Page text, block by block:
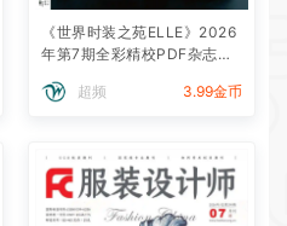
《世界时装之苑ELLE》2026
年第7期全彩精校PDF杂志下
超频
3.99金币